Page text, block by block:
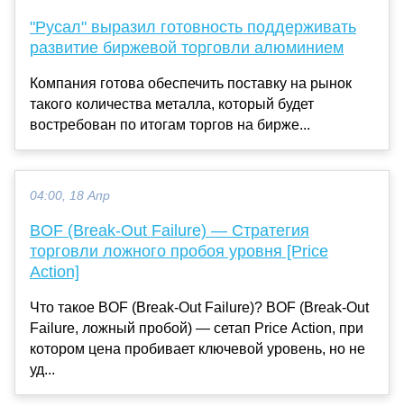
"Русал" выразил готовность поддерживать
развитие биржевой торговли алюминием
Компания готова обеспечить поставку на рынок
такого количества металла, который будет
востребован по итогам торгов на бирже...
04:00, 18 Апр
BOF (Break-Out Failure) — Стратегия
торговли ложного пробоя уровня [Price
Action]
Что такое BOF (Break-Out Failure)? BOF (Break-Out
Failure, ложный пробой) — сетап Price Action, при
котором цена пробивает ключевой уровень, но не
уд...